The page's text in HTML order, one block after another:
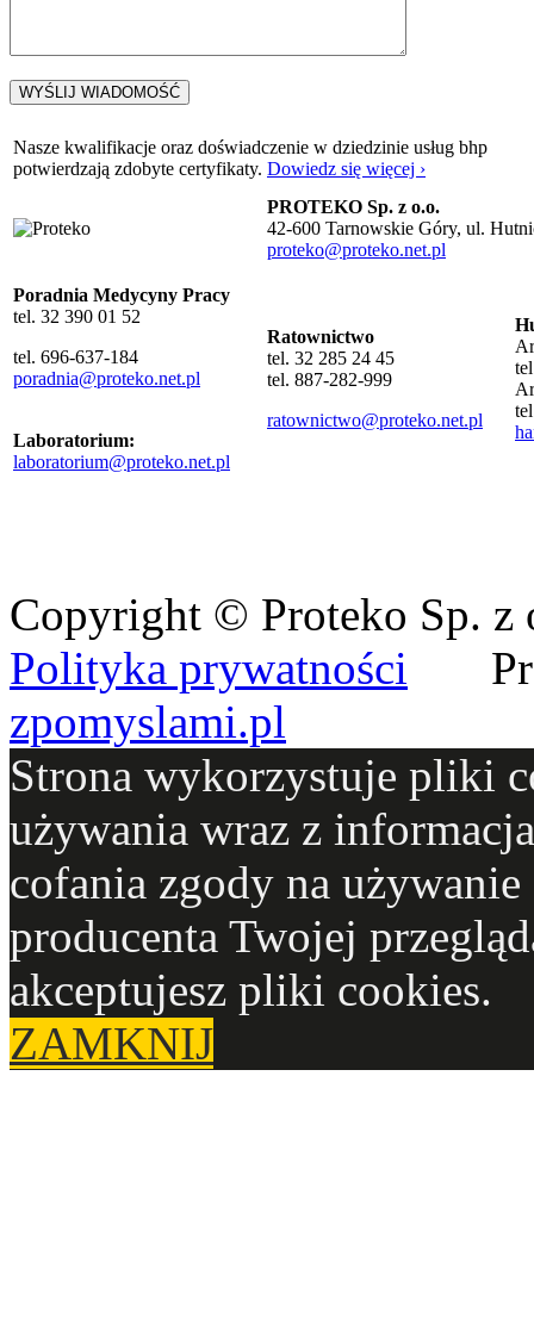
Nasze kwalifikacje oraz doświadczenie w dziedzinie usług bhp
potwierdzają zdobyte certyfikaty. Dowiedz się więcej ›
PROTEKO Sp. z o.o.
42-600 Tarnowskie Góry, ul.
proteko@proteko.net.pl
Poradnia Medycyny Pracy
tel. 32 390 01 52
tel. 696-637-184
poradnia@proteko.net.pl
Laboratorium:
laboratorium@proteko.net.pl
Ratownictwo
tel. 32 285 24 45
tel. 887-282-999
ratownictwo@proteko.net.pl
Copyright © Proteko Sp. z
Polityka prywatności
zpomyslami.pl
Strona wykorzystuje pliki
używania wraz z
cofania zgody na
producenta Twojej
akceptujesz pliki cookies.
ZAMKNIJ